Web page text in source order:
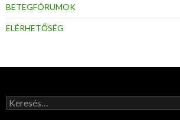
BETEGFÓRUMOK
ELÉRHETŐSÉG
Keresés: